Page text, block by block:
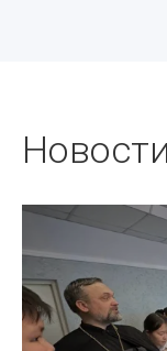
Новости